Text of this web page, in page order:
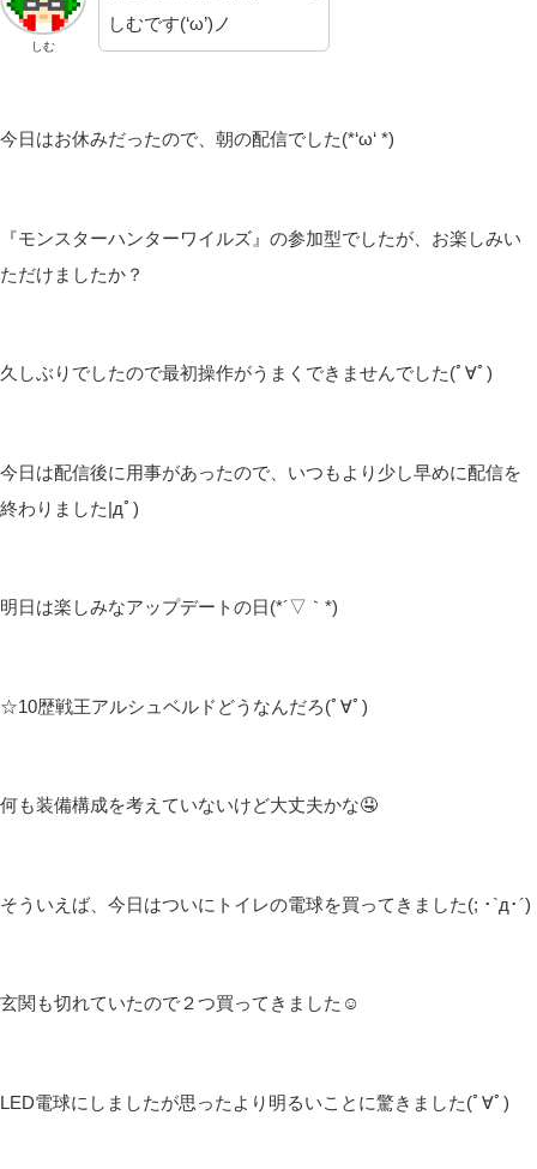
しむ
しむです(‘ω’)ノ
今日はお休みだったので、朝の配信でした(*‘ω‘ *)
『モンスターハンターワイルズ』の参加型でしたが、お楽しみい
ただけましたか？
久しぶりでしたので最初操作がうまくできませんでした(ﾟ∀ﾟ)
今日は配信後に用事があったので、いつもより少し早めに配信を
終わりました|дﾟ)
明日は楽しみなアップデートの日(*´▽｀*)
☆10歴戦王アルシュベルドどうなんだろ(ﾟ∀ﾟ)
何も装備構成を考えていないけど大丈夫かな🤤
そういえば、今日はついにトイレの電球を買ってきました(; ･`д･´)
玄関も切れていたので２つ買ってきました☺
LED電球にしましたが思ったより明るいことに驚きました(ﾟ∀ﾟ)